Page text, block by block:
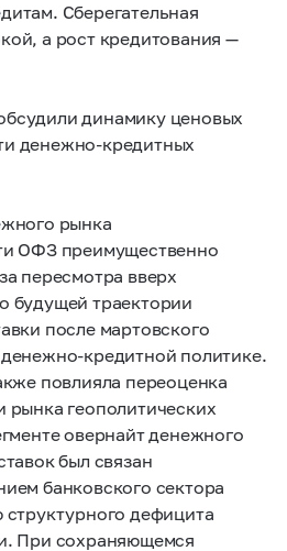
Сберегательная
а рост кредитования —
динамику ценовых
денежно-кредитных
рынка
ОФЗ преимущественно
пересмотра вверх
будущей траектории
после мартовского
кредитной политике.
повлияла переоценка
рынка геополитических
овернайт денежного
был связан
банковского сектора
структурного дефицита
При сохраняющемся